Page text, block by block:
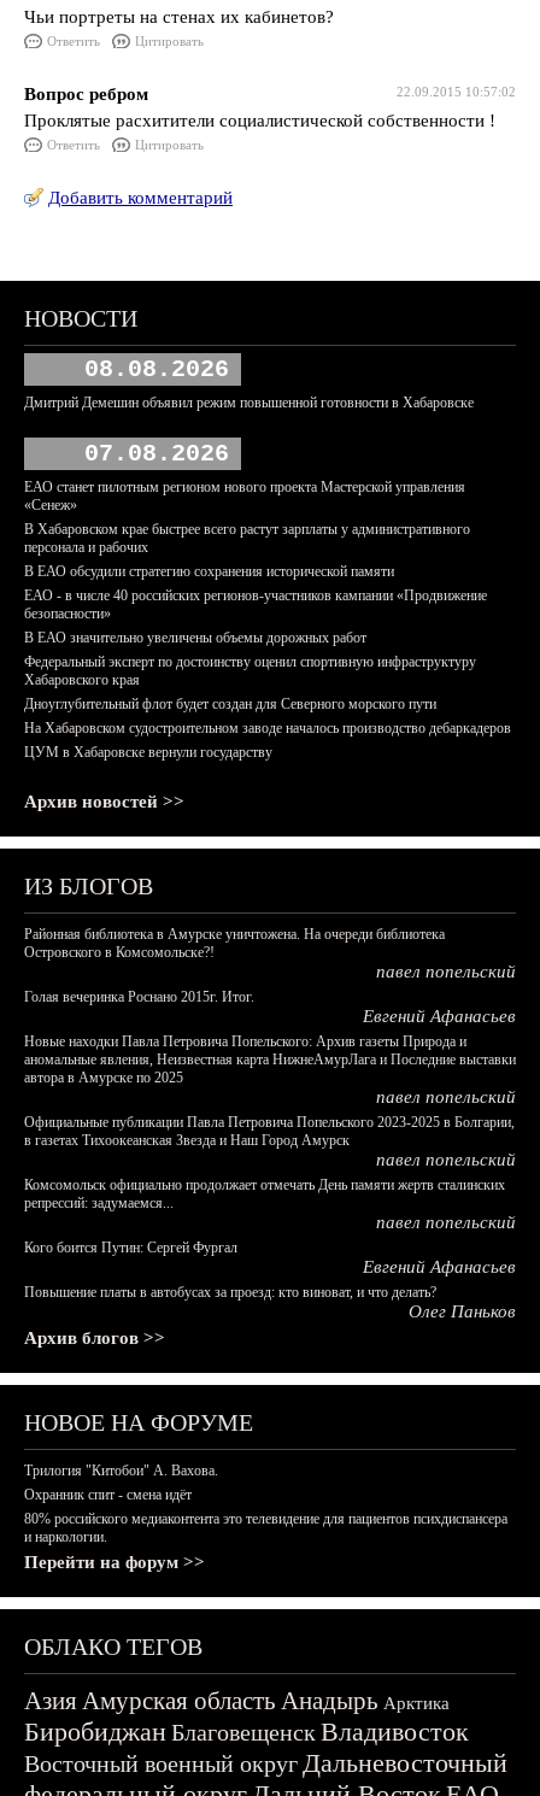
Чьи портреты на стенах их кабинетов?
Ответить Цитировать
22.09.2015 10:57:02
Вопрос ребром
Проклятые расхитители социалистической собственности !
Ответить Цитировать
Добавить комментарий
НОВОСТИ
08.08.2026
Дмитрий Демешин объявил режим повышенной готовности в Хабаровске
07.08.2026
ЕАО станет пилотным регионом нового проекта Мастерской управления
«Сенеж»
В Хабаровском крае быстрее всего растут зарплаты у административного
персонала и рабочих
В ЕАО обсудили стратегию сохранения исторической памяти
ЕАО - в числе 40 российских регионов-участников кампании «Продвижение
безопасности»
В ЕАО значительно увеличены объемы дорожных работ
Федеральный эксперт по достоинству оценил спортивную инфраструктуру
Хабаровского края
Дноуглубительный флот будет создан для Северного морского пути
На Хабаровском судостроительном заводе началось производство дебаркадеров
ЦУМ в Хабаровске вернули государству
Архив новостей >>
ИЗ БЛОГОВ
Районная библиотека в Амурске уничтожена. На очереди библиотека
Островского в Комсомольске?!
павел попельский
Голая вечеринка Роснано 2015г. Итог.
Евгений Афанасьев
Новые находки Павла Петровича Попельского: Архив газеты Природа и
аномальные явления, Неизвестная карта НижнеАмурЛага и Последние выставки
автора в Амурске по 2025
павел попельский
Официальные публикации Павла Петровича Попельского 2023-2025 в Болгарии,
в газетах Тихоокеанская Звезда и Наш Город Амурск
павел попельский
Комсомольск официально продолжает отмечать День памяти жертв сталинских
репрессий: задумаемся...
павел попельский
Кого боится Путин: Сергей Фургал
Евгений Афанасьев
Повышение платы в автобусах за проезд: кто виноват, и что делать?
Олег Паньков
Архив блогов >>
НОВОЕ НА ФОРУМЕ
Трилогия "Китобои" А. Вахова.
Охранник спит - смена идёт
80% российского медиаконтента это телевидение для пациентов психдиспансера
и наркологии.
Перейти на форум >>
ОБЛАКО ТЕГОВ
АзияАмурская область Анадырь Арктика
БиробиджанБлаговещенскВладивосток
Восточный военный округДальневосточный